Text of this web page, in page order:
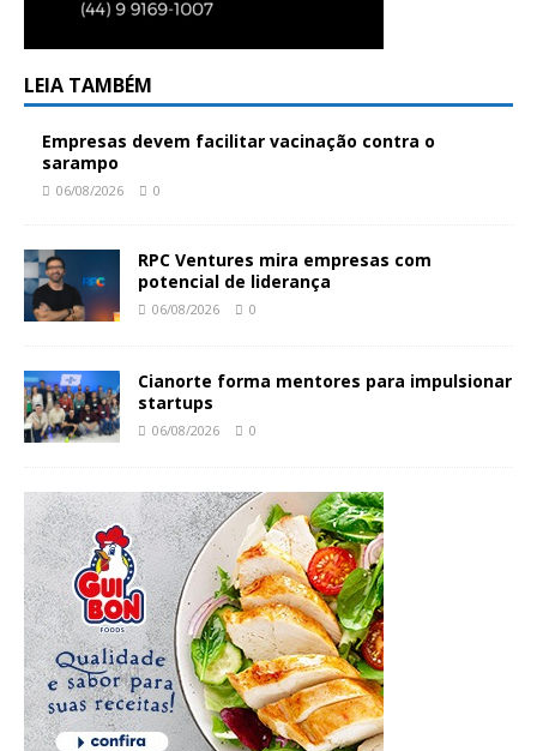
LEIA TAMBÉM
Empresas devem facilitar vacinação contra o
sarampo
06/08/2026 0
RPC Ventures mira empresas com
potencial de liderança
06/08/2026 0
Cianorte forma mentores para impulsionar
startups
06/08/2026 0